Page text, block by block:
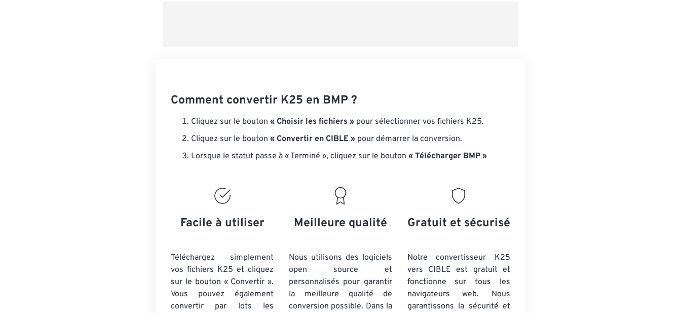
Comment convertir K25 en BMP ?
Cliquez sur le bouton « Choisir les fichiers » pour sélectionner vos fichiers K25.
Cliquez sur le bouton « Convertir en CIBLE » pour démarrer la conversion.
Lorsque le statut passe à « Terminé », cliquez sur le bouton « Télécharger BMP »
Facile à utiliser
Téléchargez simplement
vos fichiers K25 et cliquez
sur le bouton « Convertir ».
Vous pouvez également
convertir par lots les
Meilleure qualité
Nous utilisons des logiciels
open source et
personnalisés pour garantir
la meilleure qualité de
conversion possible. Dans la
Gratuit et sécurisé
Notre convertisseur K25
vers CIBLE est gratuit et
fonctionne sur tous les
navigateurs web. Nous
garantissons la sécurité et